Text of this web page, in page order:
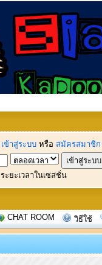
เข้าสู่ระบบ หรือ สมัครสมาชิก
ะยะเวลาในเซสชั่น
CHAT ROOM วิธีใช้